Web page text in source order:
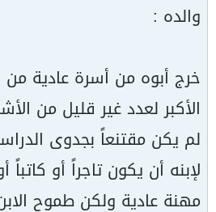
والده :
خرج أبوه من أسرة عادية
الأكبر لعدد غير قليل من
لم يكن مقتنعاً بجدوى
لإبنه أن يكون تاجراً أو كاتباً
مهنة عادية ولكن طموح